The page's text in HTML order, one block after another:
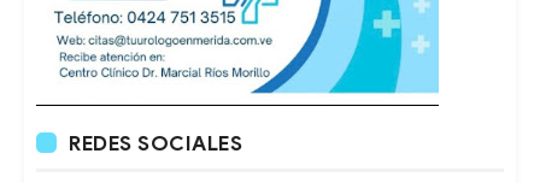
REDES SOCIALES